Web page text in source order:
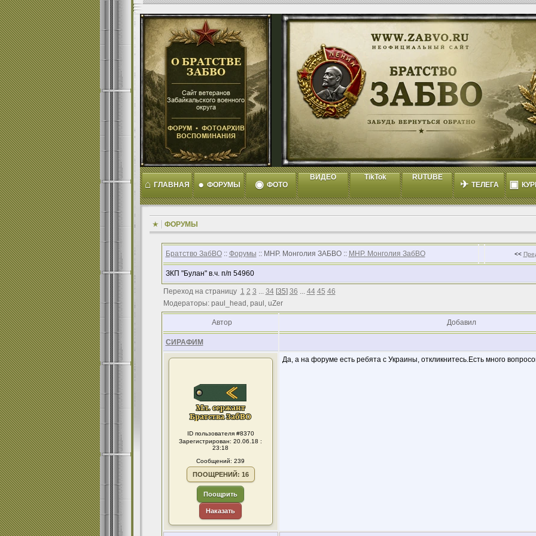
⌂ ГЛАВНАЯ ● ФОРУМЫ ◉ ФОТО
ВИДЕО TikTok RUTUBE
✈ ТЕЛЕГА ▣
ФОРУМЫ
Братство ЗабВО:: Форумы :: МНР. Монголия ЗАБВО :: МНР. Монголия ЗабВО <<
ЗКП "Булан" в.ч. п/п 54960
Переход на страницу 1 2 3 ... 34[35] 36 ... 44 45 46
Модераторы: paul_head, paul, uZer
Автор Добавил
СИРАФИМ
ID пользователя #8370
Зарегистрирован: 20.06.18 :
23:18
Сообщений: 239
ПООЩРЕНИЙ: 16
Поощрить
Наказать
Да, а на форуме есть ребята с Украины, откликнитесь.Есть много